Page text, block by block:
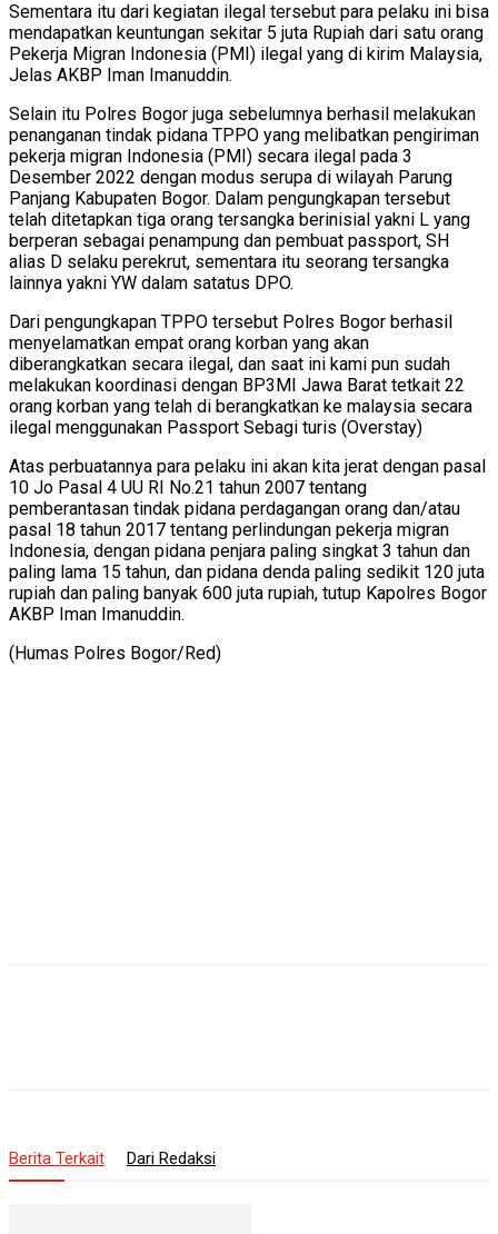
Sementara itu dari kegiatan ilegal tersebut para pelaku ini bisa
mendapatkan keuntungan sekitar 5 juta Rupiah dari satu orang
Pekerja Migran Indonesia (PMI) ilegal yang di kirim Malaysia,
Jelas AKBP Iman Imanuddin.
Selain itu Polres Bogor juga sebelumnya berhasil melakukan
penanganan tindak pidana TPPO yang melibatkan pengiriman
pekerja migran Indonesia (PMI) secara ilegal pada 3
Desember 2022 dengan modus serupa di wilayah Parung
Panjang Kabupaten Bogor. Dalam pengungkapan tersebut
telah ditetapkan tiga orang tersangka berinisial yakni L yang
berperan sebagai penampung dan pembuat passport, SH
alias D selaku perekrut, sementara itu seorang tersangka
lainnya yakni YW dalam satatus DPO.
Dari pengungkapan TPPO tersebut Polres Bogor berhasil
menyelamatkan empat orang korban yang akan
diberangkatkan secara ilegal, dan saat ini kami pun sudah
melakukan koordinasi dengan BP3MI Jawa Barat tetkait 22
orang korban yang telah di berangkatkan ke malaysia secara
ilegal menggunakan Passport Sebagi turis (Overstay)
Atas perbuatannya para pelaku ini akan kita jerat dengan pasal
10 Jo Pasal 4 UU RI No.21 tahun 2007 tentang
pemberantasan tindak pidana perdagangan orang dan/atau
pasal 18 tahun 2017 tentang perlindungan pekerja migran
Indonesia, dengan pidana penjara paling singkat 3 tahun dan
paling lama 15 tahun, dan pidana denda paling sedikit 120 juta
rupiah dan paling banyak 600 juta rupiah, tutup Kapolres Bogor
AKBP Iman Imanuddin.
(Humas Polres Bogor/Red)
Berita Terkait Dari Redaksi